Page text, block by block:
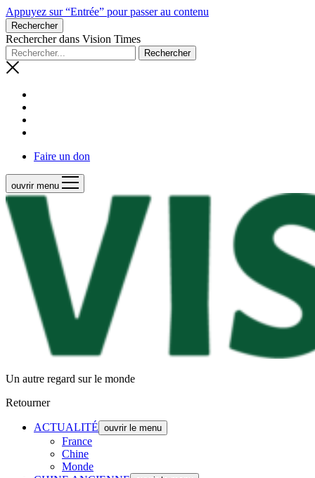
Appuyez sur “Entrée” pour passer au contenu
Rechercher
Rechercher dans Vision Times
Faire un don
ouvrir menu
Un autre regard sur le monde
Retourner
ACTUALITÉ ouvrir le menu
France
Chine
Monde